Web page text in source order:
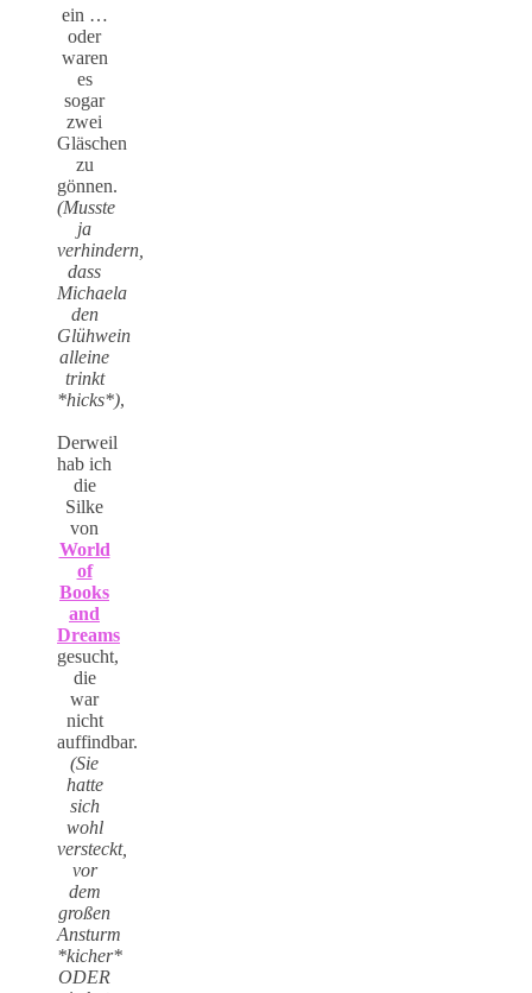
ein …
oder
waren
es
sogar
zwei
Gläschen
zu
gönnen.
(Musste
ja
verhindern,
dass
Michaela
den
Glühwein
alleine
trinkt
*hicks*),
Derweil
hab ich
die
Silke
von
World
of
Books
and
Dreams
gesucht,
die
war
nicht
auffindbar.
(Sie
hatte
sich
wohl
versteckt,
vor
dem
großen
Ansturm
*kicher*
ODER